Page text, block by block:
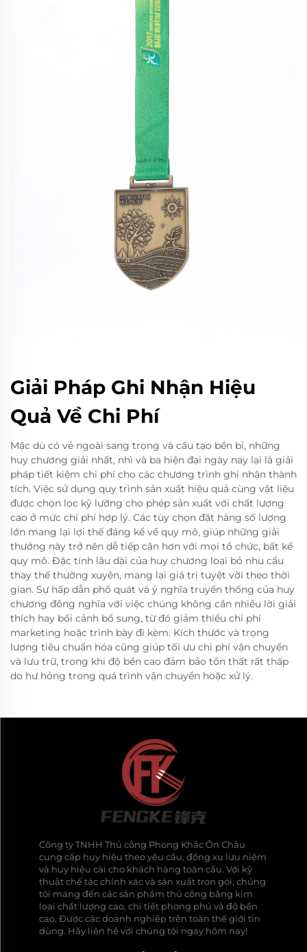
Giải Pháp Ghi Nhận Hiệu
Quả Về Chi Phí
Mặc dù có vẻ ngoài sang trọng và cấu tạo bền bỉ, những
huy chương giải nhất, nhì và ba hiện đại ngày nay lại là giải
pháp tiết kiệm chi phí cho các chương trình ghi nhận thành
tích. Việc sử dụng quy trình sản xuất hiệu quả cùng vật liệu
được chọn lọc kỹ lưỡng cho phép sản xuất với chất lượng
cao ở mức chi phí hợp lý. Các tùy chọn đặt hàng số lượng
lớn mang lại lợi thế đáng kể về quy mô, giúp những giải
thưởng này trở nên dễ tiếp cận hơn với mọi tổ chức, bất kể
quy mô. Đặc tính lâu dài của huy chương loại bỏ nhu cầu
thay thế thường xuyên, mang lại giá trị tuyệt vời theo thời
gian. Sự hấp dẫn phổ quát và ý nghĩa truyền thống của huy
chương đồng nghĩa với việc chúng không cần nhiều lời giải
thích hay bối cảnh bổ sung, từ đó giảm thiểu chi phí
marketing hoặc trình bày đi kèm. Kích thước và trọng
lượng tiêu chuẩn hóa cũng giúp tối ưu chi phí vận chuyển
và lưu trữ, trong khi độ bền cao đảm bảo tổn thất rất thấp
do hư hỏng trong quá trình vận chuyển hoặc xử lý.
Công ty TNHH Thủ công Phong Khắc Ôn Châu
cung cấp huy hiệu theo yêu cầu, đồng xu lưu niệm
và huy hiệu cài cho khách hàng toàn cầu. Với kỹ
thuật chế tác chính xác và sản xuất trọn gói, chúng
tôi mang đến các sản phẩm thủ công bằng kim
loại chất lượng cao, chi tiết phong phú và độ bền
cao. Được các doanh nghiệp trên toàn thế giới tin
dùng. Hãy liên hệ với chúng tôi ngay hôm nay!